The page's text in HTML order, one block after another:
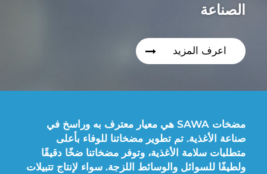
الصناعة
اعرف المزيد
مضخات SAWA هي معيار معترف به وراسخ في
صناعة الأغذية. تم تطوير مضخاتنا للوفاء بأعلى
متطلبات سلامة الأغذية، وتوفر مضخاتنا ضخًا دقيقًا
ولطيفًا للسوائل والوسائط اللزجة. سواء لإنتاج تتبيلات